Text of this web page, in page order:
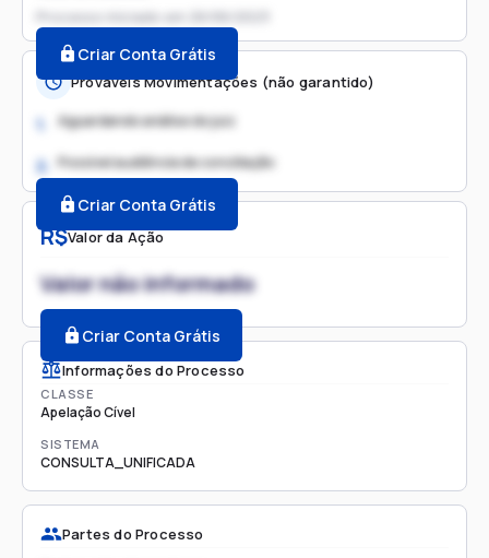
R$Valor da Ação
Valor não informado
Criar Conta Grátis
Informações do Processo
CLASSE
Apelação Cível
SISTEMA
CONSULTA_UNIFICADA
Partes do Processo
Processo iniciado em
Criar Conta Grátis
Prováveis Movimentações (não garantido)
1. Aguardando análise do juiz
2. Possível audiência de conciliação
Criar Conta Grátis